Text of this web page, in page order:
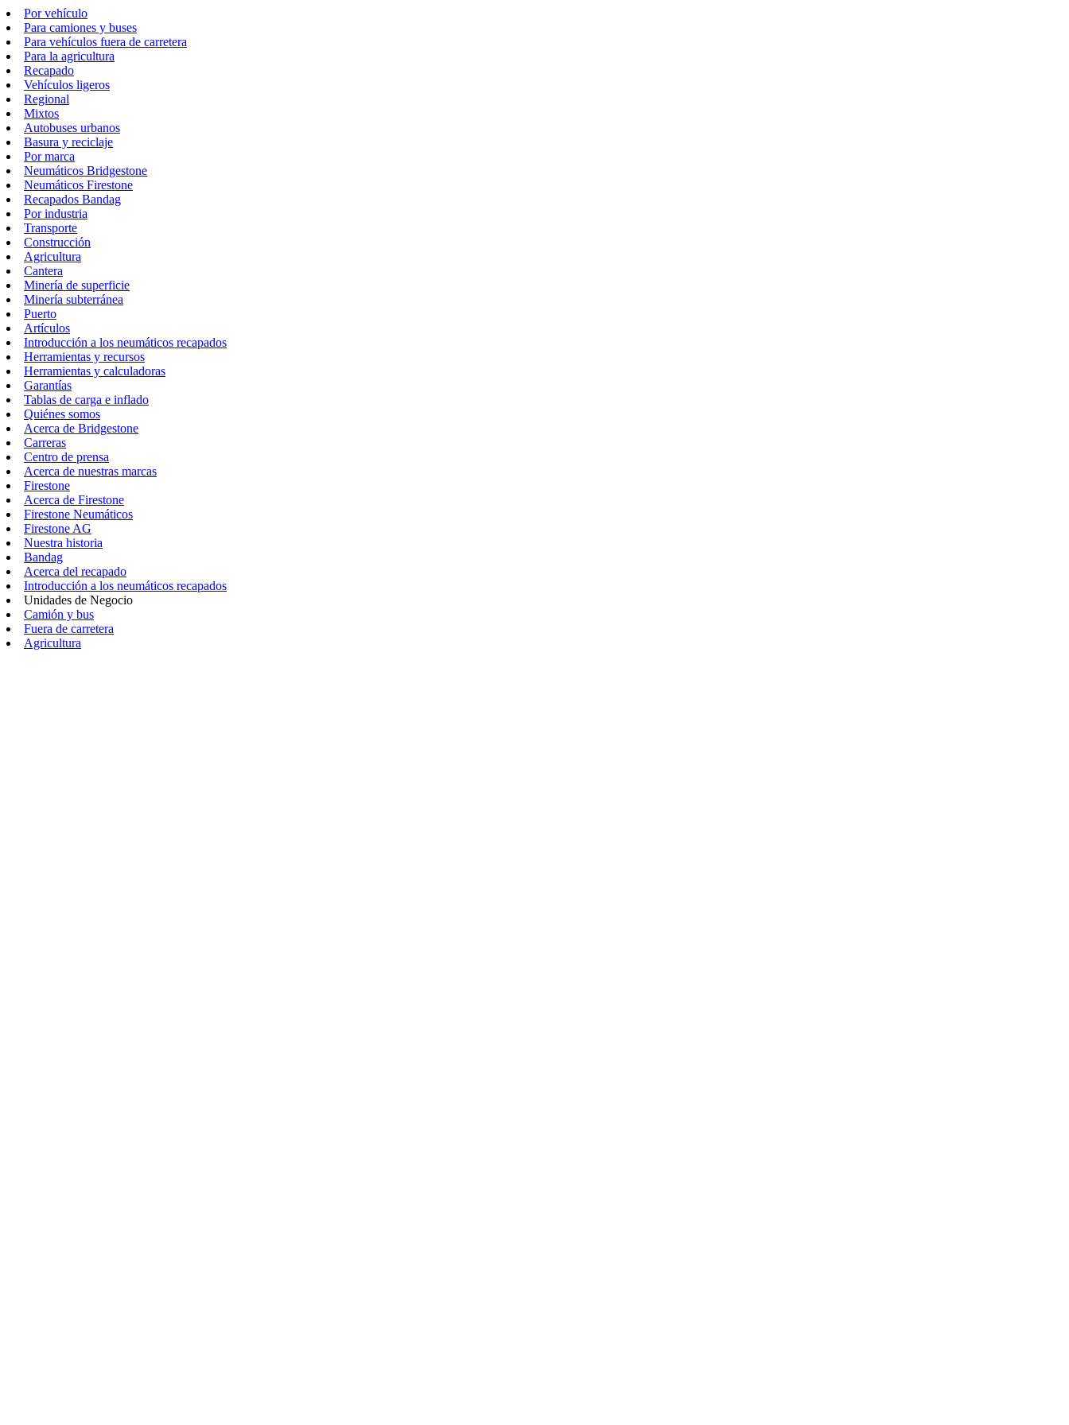
Por vehículo
Para camiones y buses
Para vehículos fuera de carretera
Para la agricultura
Recapado
Vehículos ligeros
Regional
Mixtos
Autobuses urbanos
Basura y reciclaje
Por marca
Neumáticos Bridgestone
Neumáticos Firestone
Recapados Bandag
Por industria
Transporte
Construcción
Agricultura
Cantera
Minería de superficie
Minería subterránea
Puerto
Artículos
Introducción a los neumáticos recapados
Herramientas y recursos
Herramientas y calculadoras
Garantías
Tablas de carga e inflado
Quiénes somos
Acerca de Bridgestone
Carreras
Centro de prensa
Acerca de nuestras marcas
Firestone
Acerca de Firestone
Firestone Neumáticos
Firestone AG
Nuestra historia
Bandag
Acerca del recapado
Introducción a los neumáticos recapados
Unidades de Negocio
Camión y bus
Fuera de carretera
Agricultura